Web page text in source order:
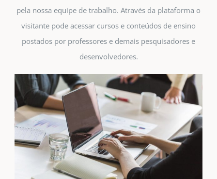
pela nossa equipe de trabalho. Através da plataforma o
visitante pode acessar cursos e conteúdos de ensino
postados por professores e demais pesquisadores e
desenvolvedores.